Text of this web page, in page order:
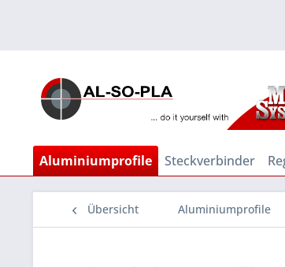
Aluminiumprofile Steckverbinder
Übersicht Aluminiumprofile